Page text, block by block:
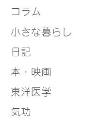
コラム
小さな暮らし
日記
本・映画
東洋医学
気功